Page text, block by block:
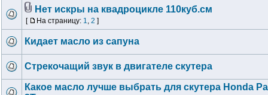
Нет искры на квадроцикле 110куб.см
[ На страницу: 1, 2 ]
Кидает масло из сапуна
Стрекочащий звук в двигателе скутера
Какое масло лучше выбрать для скутера Honda